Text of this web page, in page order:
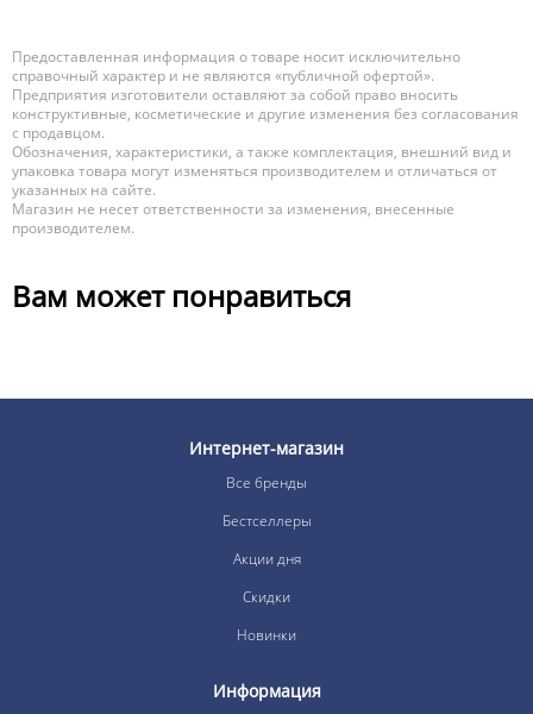
Предоставленная информация о товаре носит исключительно
справочный характер и не являются «публичной офертой».
Предприятия изготовители оставляют за собой право вносить
конструктивные, косметические и другие изменения без согласования
с продавцом.
Обозначения, характеристики, а также комплектация, внешний вид и
упаковка товара могут изменяться производителем и отличаться от
указанных на сайте.
Магазин не несет ответственности за изменения, внесенные
производителем.
Вам может понравиться
Интернет-магазин
Все бренды
Бестселлеры
Акции дня
Скидки
Новинки
Информация